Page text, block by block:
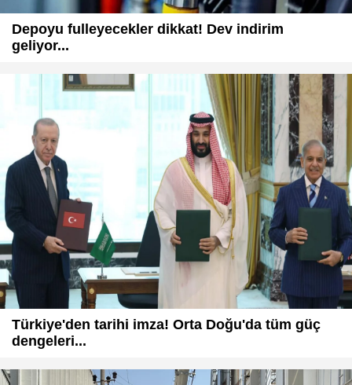
Depoyu fulleyecekler dikkat! Dev indirim
geliyor...
Türkiye'den tarihi imza! Orta Doğu'da tüm güç
dengeleri...